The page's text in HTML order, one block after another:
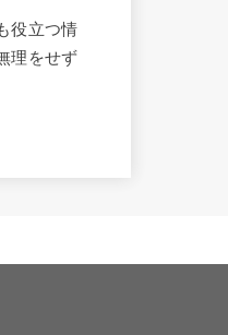
役立つ情
理をせず